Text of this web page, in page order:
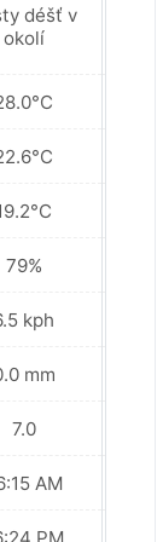
déšť v
okolí
79%
kph
mm
7.0
AM